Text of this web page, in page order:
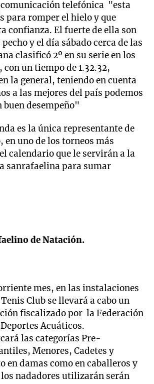
telefónica "esta
para romper el hielo y que
confianza. El fuerte de ella son
y el día sábado cerca de las
clasificó 2º en su serie en los
con un tiempo de 1.32.32,
la general, teniendo en cuenta
a las mejores del país podemos
buen desempeño"
es la única representante de
en uno de los torneos más
calendario que le servirán a la
sanrafaelina para sumar
de Natación.
mes, en las instalaciones
Club se llevará a cabo un
fiscalizado por la Federación
Acuáticos.
las categorías Pre-
Menores, Cadetes y
en damas como en caballeros y
nadadores utilizarán serán